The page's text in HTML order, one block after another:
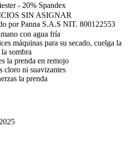
- 20% Spandex
SIN ASIGNAR
por Panna S.A.S NIT. 800122553
con agua fría
máquinas para su secado, cuelga la
sombra
la prenda en remojo
cloro ni suavizantes
la prenda